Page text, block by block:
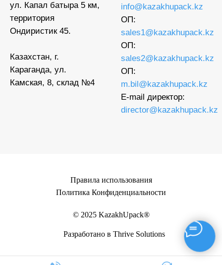
ул. Капал батыра 5 км,
территория
Ондиристик 45.
Казахстан, г.
Караганда, ул.
Камская, 8, склад №4
info@kazakhupack.kz
ОП:
sales1@kazakhupack.kz
ОП:
sales2@kazakhupack.kz
ОП:
m.bil@kazakhupack.kz
E-mail директор:
director@kazakhupack.kz
Правила использования
Политика Конфиденциальности
© 2025 KazakhUpack®
Разработано в Thrive Solutions